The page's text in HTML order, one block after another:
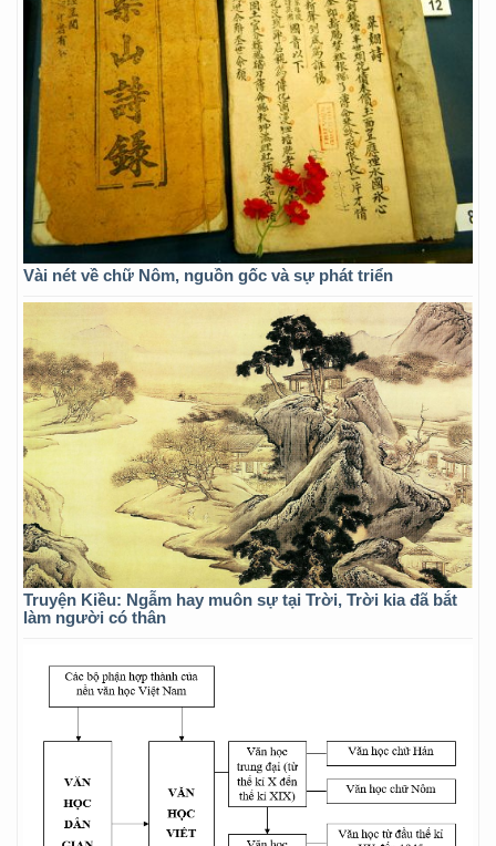
Vài nét về chữ Nôm, nguồn gốc và sự phát triển
Truyện Kiều: Ngẫm hay muôn sự tại Trời, Trời kia đã bắt
làm người có thân